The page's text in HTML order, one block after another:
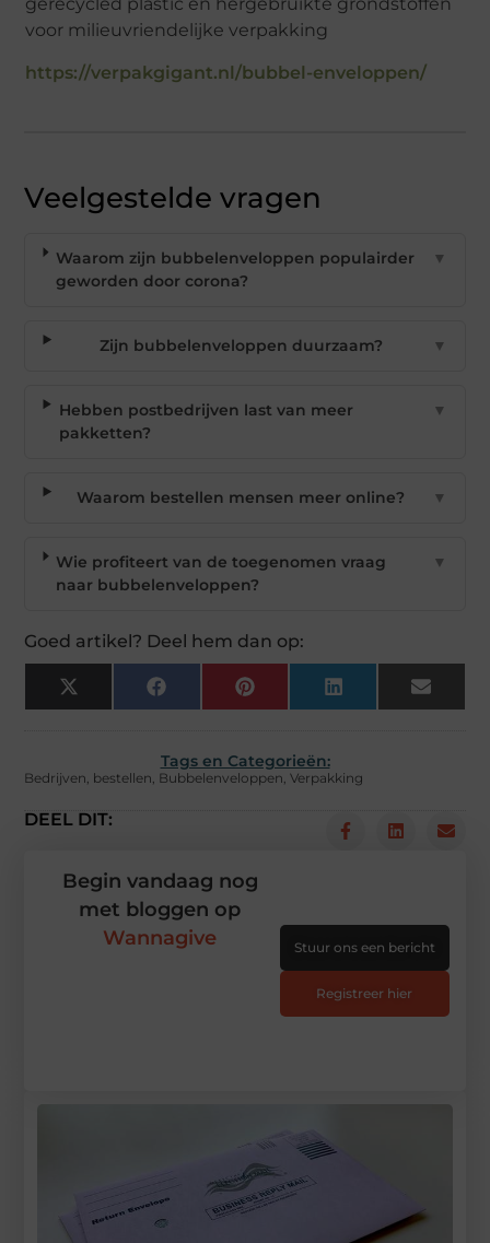
https://verpakgigant.nl/bubbel-enveloppen/
Veelgestelde vragen
Waarom zijn bubbelenveloppen populairder
geworden door corona?
▼
Zijn bubbelenveloppen duurzaam? ▼
Hebben postbedrijven last van meer
pakketten?
▼
Waarom bestellen mensen meer online? ▼
Wie profiteert van de toegenomen vraag
naar bubbelenveloppen?
▼
Goed artikel? Deel hem dan op:
X
(Twitter)
Facebook Pinterest LinkedIn Email
Tags en Categorieën:
Bedrijven, bestellen, Bubbelenveloppen,Verpakking
DEEL DIT:
Begin vandaag nog
met bloggen op
Wannagive
Stuur ons een bericht
Registreer hier